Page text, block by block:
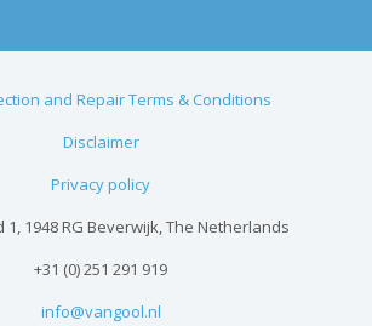
and Repair Terms & Conditions
Disclaimer
Privacy policy
1948 RG Beverwijk, The Netherlands
+31 (0) 251 291 919
info@vangool.nl